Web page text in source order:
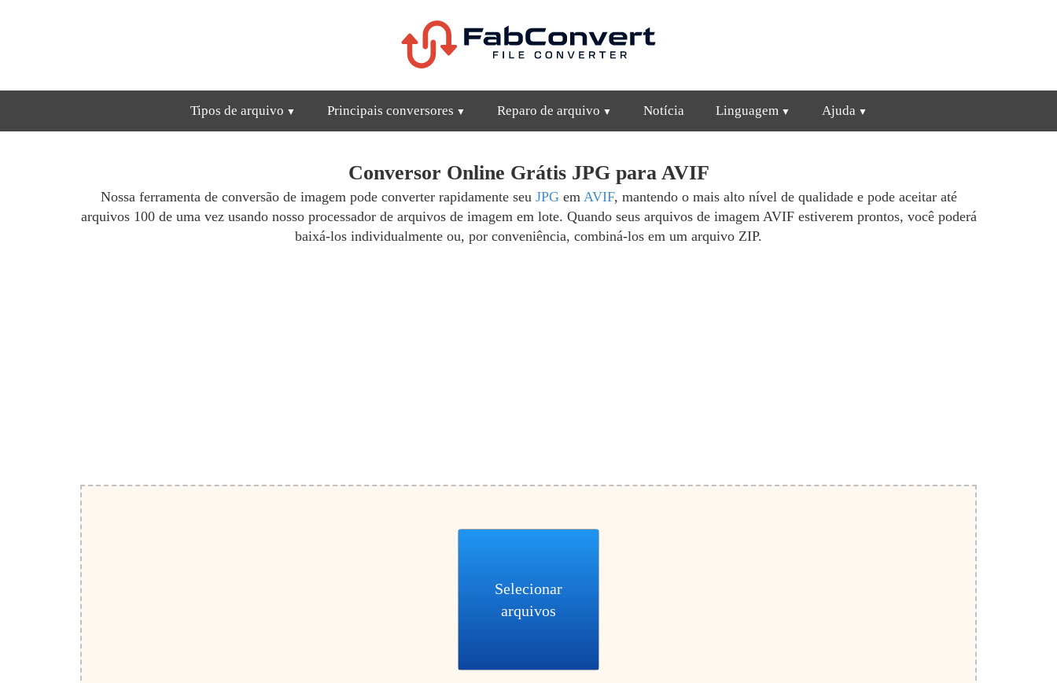
Tipos de arquivo Principais conversores Reparo de arquivo Notícia Linguagem Ajuda
Conversor Online Grátis JPG para AVIF
Nossa ferramenta de conversão de imagem pode converter rapidamente seu JPGem AVIF, mantendo o mais alto nível de qualidade e pode aceitar até
arquivos 100 de uma vez usando nosso processador de arquivos de imagem em lote. Quando seus arquivos de imagem AVIF estiverem prontos, você poderá
baixá-los individualmente ou, por conveniência, combiná-los em um arquivo ZIP.
Selecionar
arquivos